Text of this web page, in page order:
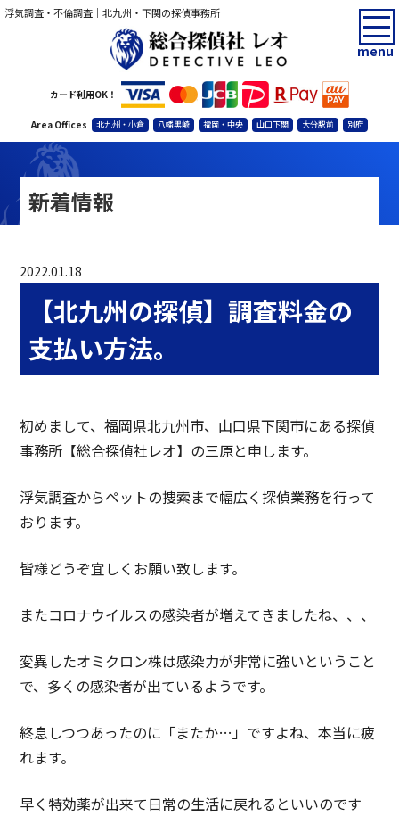
浮気調査・不倫調査｜北九州・下関の探偵事務所
カード利用OK！
Area Offices 北九州・小倉 八幡黒崎 福岡・中央 山口下関 大分駅前 別府
menu
新着情報
2022.01.18
【北九州の探偵】調査料金の
支払い方法。
初めまして、福岡県北九州市、山口県下関市にある探偵
事務所【総合探偵社レオ】の三原と申します。
浮気調査からペットの捜索まで幅広く探偵業務を行って
おります。
皆様どうぞ宜しくお願い致します。
またコロナウイルスの感染者が増えてきましたね、、、
変異したオミクロン株は感染力が非常に強いということ
で、多くの感染者が出ているようです。
終息しつつあったのに「またか…」ですよね、本当に疲
れます。
早く特効薬が出来て日常の生活に戻れるといいのです